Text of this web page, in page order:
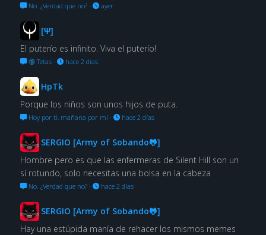
No. ¿Verdad que no?· ayer
[Ψ]
El puterío es infinito. Viva el puterío!
🔞 Tetas· hace 2 días
HpTk
Porque los niños son unos hijos de puta.
Hoy por ti, mañana por mí· hace 2 días
SERGIO [Army of Sobando🐸]
Hombre pero es que las enfermeras de Silent Hill son un
sí rotundo, solo necesitas una bolsa en la cabeza
No. ¿Verdad que no?· hace 2 días
SERGIO [Army of Sobando🐸]
Hay una estúpida manía de rehacer los mismos memes